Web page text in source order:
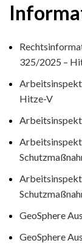
325/2025 –
Hitze-V
GeoSphere
GeoSphere